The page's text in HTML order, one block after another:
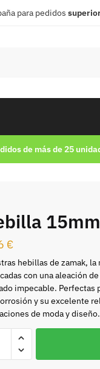
para pedidos
de más de 25
€
hebillas de zamak,
con una aleación
impecable. Perfectas
y su excelente
de moda y diseño.